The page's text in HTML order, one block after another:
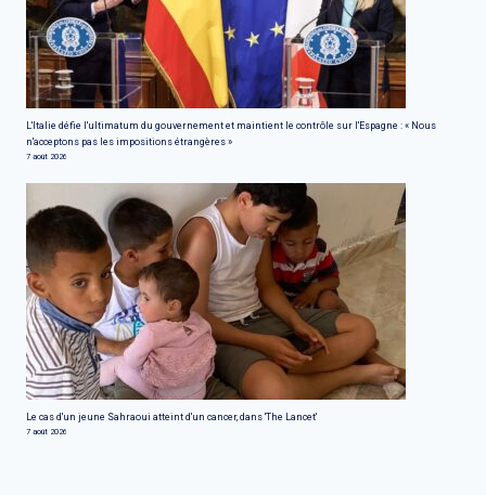
L'Italie défie l'ultimatum du gouvernement et maintient le contrôle sur l'Espagne : « Nous
n'acceptons pas les impositions étrangères »
7 août 2026
Le cas d'un jeune Sahraoui atteint d'un cancer, dans 'The Lancet'
7 août 2026